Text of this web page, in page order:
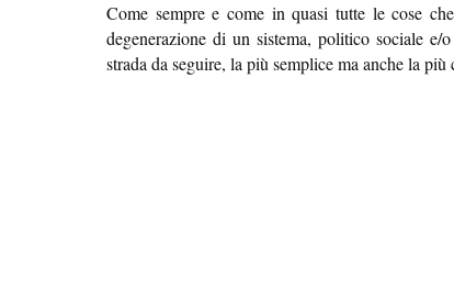
Come sempre e come in quasi tutte le cose
degenerazione di un sistema, politico sociale
strada da seguire, la più semplice ma anche la